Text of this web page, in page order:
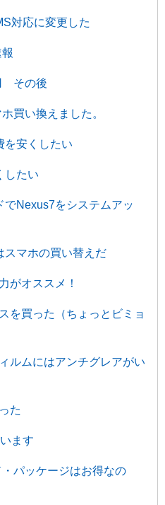
対応に変更した
その後
買い換えました。
を安くしたい
したい
でNexus7をシステムアッ
マホの買い替えだ
がオススメ！
を買った（ちょっとビミョ
ルムにはアンチグレアがい
た
ます
パッケージはお得なの